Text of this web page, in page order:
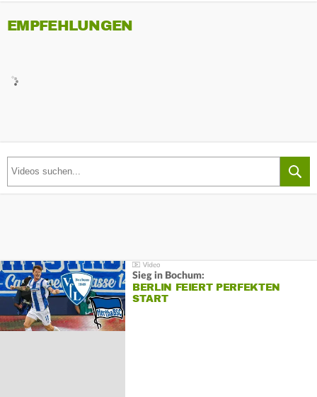
EMPFEHLUNGEN
Sieg in Bochum:
BERLIN FEIERT PERFEKTEN
START